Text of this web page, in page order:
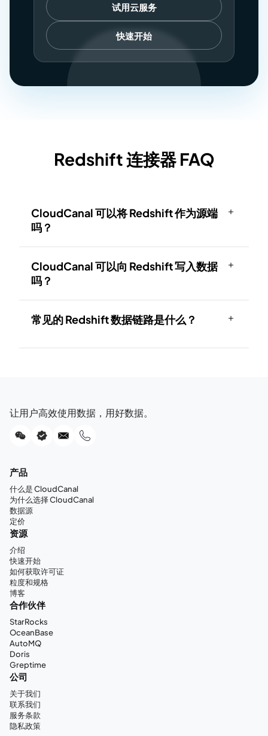
试用云服务
快速开始
Redshift 连接器 FAQ
CloudCanal 可以将 Redshift 作为源端
吗？
CloudCanal 可以向 Redshift 写入数据
吗？
常见的 Redshift 数据链路是什么？
让用户高效使用数据，用好数据。
产品
什么是 CloudCanal
为什么选择 CloudCanal
数据源
定价
资源
介绍
快速开始
如何获取许可证
粒度和规格
博客
合作伙伴
StarRocks
OceanBase
AutoMQ
Doris
Greptime
公司
关于我们
联系我们
服务条款
隐私政策